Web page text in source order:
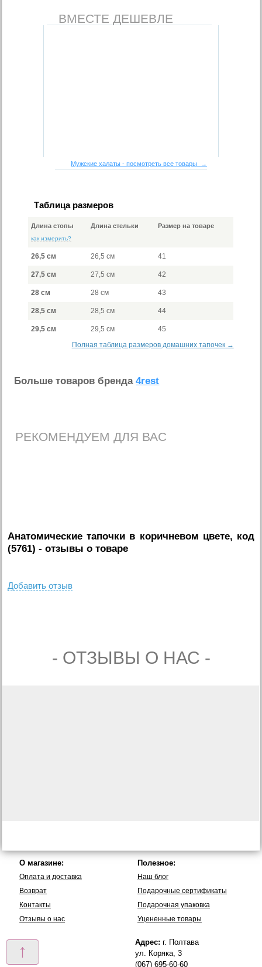
ВМЕСТЕ ДЕШЕВЛЕ
Мужские халаты - посмотреть все товары →
Таблица размеров
Длина стопы
как измерить?
Длина стельки Размер на товаре
26,5 см 26,5 см 41
27,5 см 27,5 см 42
28 см 28 см 43
28,5 см 28,5 см 44
29,5 см 29,5 см
45
Полная таблица размеров домашних тапочек →
Больше товаров бренда4rest
РЕКОМЕНДУЕМ ДЛЯ ВАС
Анатомические тапочки в коричневом цвете, код
(5761) - отзывы о товаре
Добавить отзыв
- ОТЗЫВЫ О НАС -
↑
О магазине:
Оплата и доставка
Возврат
Контакты
Отзывы о нас
Полезное:
Наш блог
Подарочные сертификаты
Подарочная упаковка
Уцененные товары
Адрес: г. Полтава
ул. Коряка, 3
(067) 695-60-60